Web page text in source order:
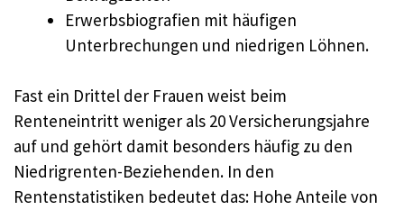
Erwerbsbiografien mit häufigen
Unterbrechungen und niedrigen Löhnen.
Fast ein Drittel der Frauen weist beim
Renteneintritt weniger als 20 Versicherungsjahre
auf und gehört damit besonders häufig zu den
Niedrigrenten-Beziehenden. In den
Rentenstatistiken bedeutet das: Hohe Anteile von